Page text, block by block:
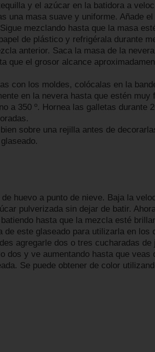
y el azúcar en la batidora a
una masa suave y uniforme. Añade
mezclando hasta que la masa
de plástico y refrigérala durante
anterior. Saca la masa de la
que el grosor alcance
con los moldes, colócalas en la
en la nevera hasta que estén
a 350 º. Hornea las galletas durante
sobre una rejilla antes de
huevo a punto de nieve. Baja la
pulverizada sin dejar de batir.
hasta que la mezcla esté
de este glaseado para utilizarla en los
agregarle dos o tres cucharadas de
dos y ve aumentando hasta que veas
Se puede obtener de color